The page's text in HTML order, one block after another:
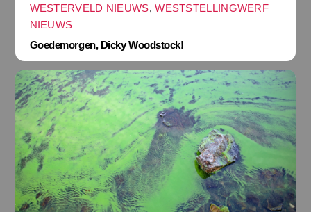
WESTERVELD NIEUWS,WESTSTELLINGWERF
NIEUWS
Goedemorgen, Dicky Woodstock!